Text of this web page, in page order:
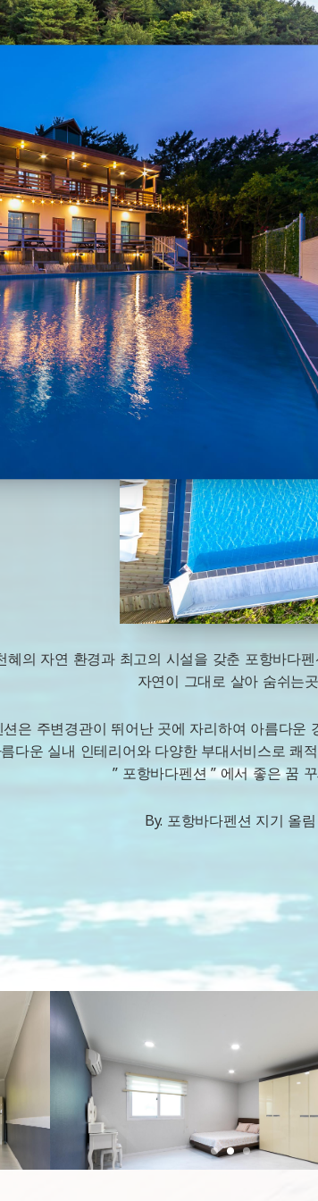
혜의 자연 환경과 최고의 시설을 갖춘 포항바다
자연이 그대로 살아 숨쉬는
은 주변경관이 뛰어난 곳에 자리하여 아름다운
다운 실내 인테리어와 다양한 부대서비스로 쾌
” 포항바다펜션 ” 에서 좋은 꿈
By. 포항바다펜션 지기 올림